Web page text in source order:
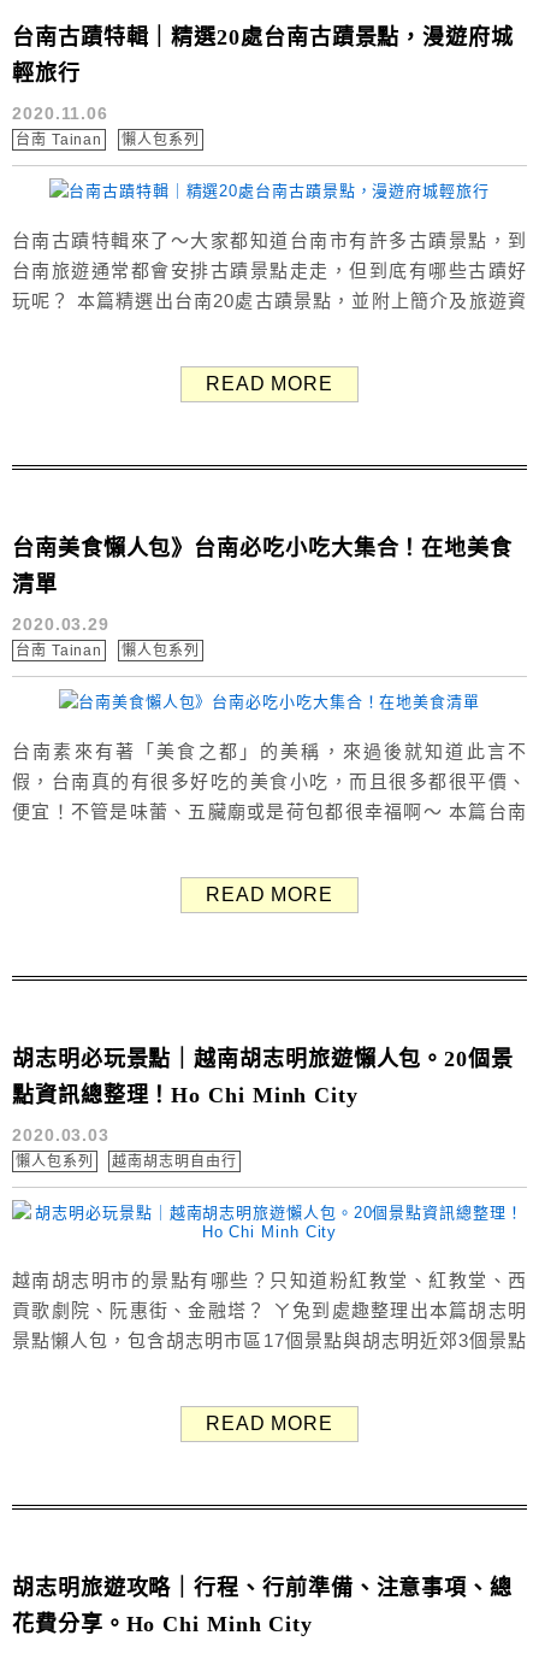
台南古蹟特輯｜精選20處台南古蹟景點，漫遊府城
輕旅行
2020.11.06
台南 Tainan 懶人包系列
台南古蹟特輯來了～大家都知道台南市有許多古蹟景點，到
台南旅遊通常都會安排古蹟景點走走，但到底有哪些古蹟好
玩呢？ 本篇精選出台南20處古蹟景點，並附上簡介及旅遊資
億載金城、台南孔廟、台南美術館一館、國立台灣文學館、
READ MORE
台南美食懶人包》台南必吃小吃大集合！在地美食
清單
2020.03.29
台南 Tainan 懶人包系列
台南素來有著「美食之都」的美稱，來過後就知道此言不
假，台南真的有很多好吃的美食小吃，而且很多都很平價、
便宜！不管是味蕾、五臟廟或是荷包都很幸福啊～ 本篇台南
😂） 下面ㄚ兔大致將台南有名的必吃小吃分成13個類別：牛
READ MORE
胡志明必玩景點｜越南胡志明旅遊懶人包。20個景
點資訊總整理！Ho Chi Minh City
2020.03.03
懶人包系列 越南胡志明自由行
越南胡志明市的景點有哪些？只知道粉紅教堂、紅教堂、西
貢歌劇院、阮惠街、金融塔？ ㄚ兔到處趣整理出本篇胡志明
景點懶人包，包含胡志明市區17個景點與胡志明近郊3個景點
景點相當密集，幾乎聚集在第一郡內，用走的都能到，搭乘
READ MORE
胡志明旅遊攻略｜行程、行前準備、注意事項、總
花費分享。Ho Chi Minh City